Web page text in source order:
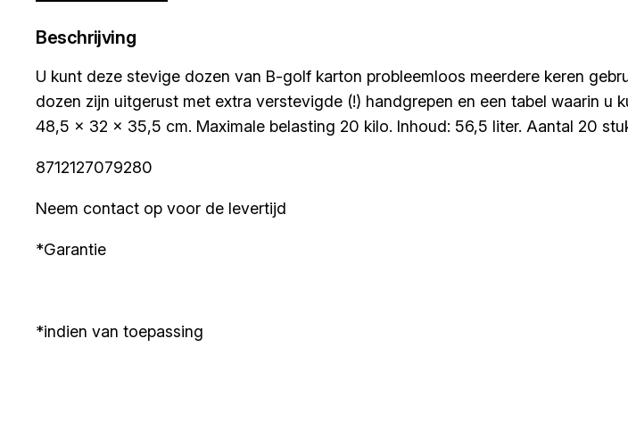
Beschrijving
U kunt deze stevige dozen van B-golf karton probleemloos meerdere keren
dozen zijn uitgerust met extra verstevigde (!) handgrepen en een tabel waarin
48,5 x 32 x 35,5 cm. Maximale belasting 20 kilo. Inhoud: 56,5 liter. Aantal 20
8712127079280
Neem contact op voor de levertijd
*Garantie
*indien van toepassing